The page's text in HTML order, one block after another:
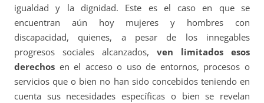
igualdad y la dignidad. Este es el caso en que se
encuentran aún hoy mujeres y hombres con
discapacidad, quienes, a pesar de los innegables
progresos sociales alcanzados, ven limitados esos
derechos en el acceso o uso de entornos, procesos o
servicios que o bien no han sido concebidos teniendo en
cuenta sus necesidades específicas o bien se revelan